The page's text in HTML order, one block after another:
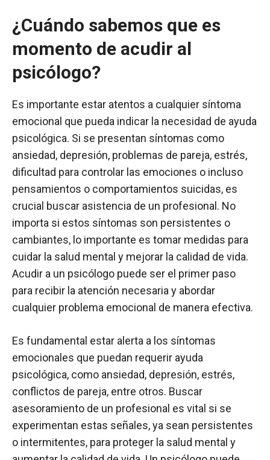
¿Cuándo sabemos que es
momento de acudir al
psicólogo?
Es importante estar atentos a cualquier síntoma
emocional que pueda indicar la necesidad de ayuda
psicológica. Si se presentan síntomas como
ansiedad, depresión, problemas de pareja, estrés,
dificultad para controlar las emociones o incluso
pensamientos o comportamientos suicidas, es
crucial buscar asistencia de un profesional. No
importa si estos síntomas son persistentes o
cambiantes, lo importante es tomar medidas para
cuidar la salud mental y mejorar la calidad de vida.
Acudir a un psicólogo puede ser el primer paso
para recibir la atención necesaria y abordar
cualquier problema emocional de manera efectiva.
Es fundamental estar alerta a los síntomas
emocionales que puedan requerir ayuda
psicológica, como ansiedad, depresión, estrés,
conflictos de pareja, entre otros. Buscar
asesoramiento de un profesional es vital si se
experimentan estas señales, ya sean persistentes
o intermitentes, para proteger la salud mental y